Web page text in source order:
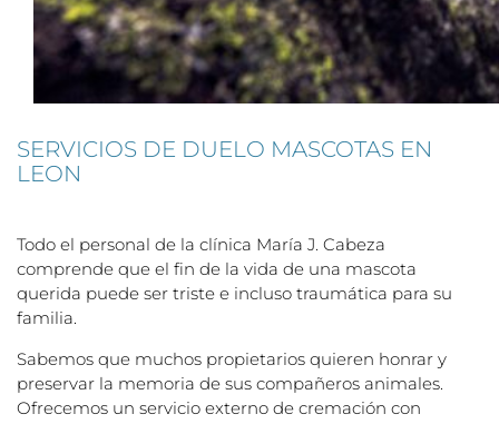
SERVICIOS DE DUELO MASCOTAS EN
LEON
Todo el personal de la clínica María J. Cabeza
comprende que el fin de la vida de una mascota
querida puede ser triste e incluso traumática para su
familia.
Sabemos que muchos propietarios quieren honrar y
preservar la memoria de sus compañeros animales.
Ofrecemos un servicio externo de cremación con